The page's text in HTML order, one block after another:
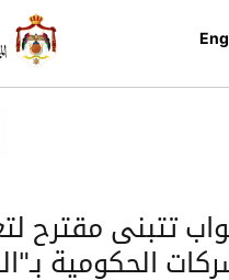
تتبنى مقترح
الحكومية